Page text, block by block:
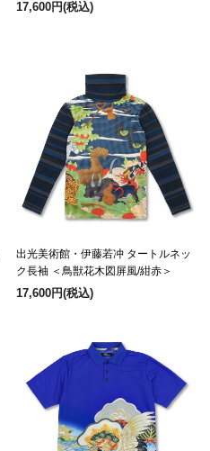
17,600円(税込)
出光美術館・伊藤若冲 タートルネッ
ク長袖 ＜鳥獣花木図屏風/紺赤＞
17,600円(税込)